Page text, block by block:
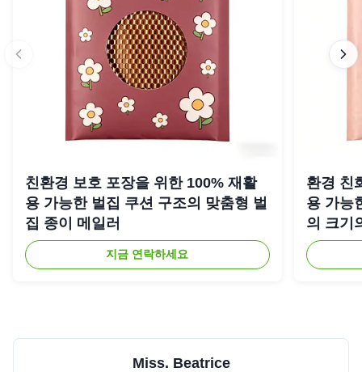
친환경 보호 포장을 위한 100% 재활
용 가능한 벌집 쿠션 구조의 맞춤형 벌
집 종이 메일러
지금 연락하세요
환경 친
용 가능
의 크기
Miss. Beatrice